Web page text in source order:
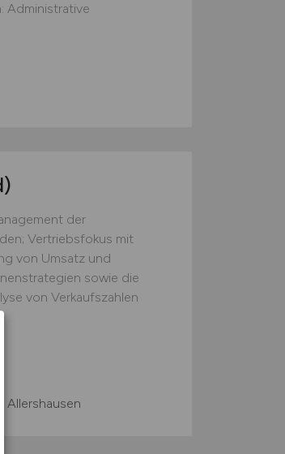
Administrative
der
Vertriebsfokus mit
von Umsatz und
sowie die
von Verkaufszahlen